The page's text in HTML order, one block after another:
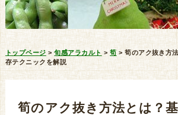
トップページ >旬感アラカルト >筍 >筍のアク抜き方
存テクニックを解説
筍のアク抜き方法とは？